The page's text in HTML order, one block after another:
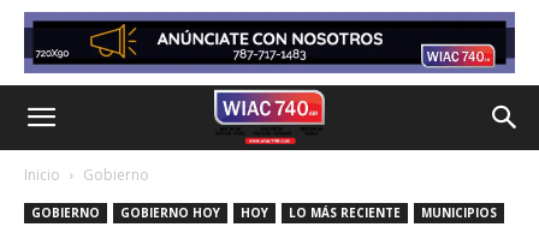
Inicio Gobierno
GOBIERNO GOBIERNO HOY HOY LO MÁS RECIENTE MUNICIPIOS